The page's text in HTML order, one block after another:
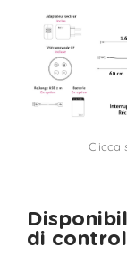
Clicca
di